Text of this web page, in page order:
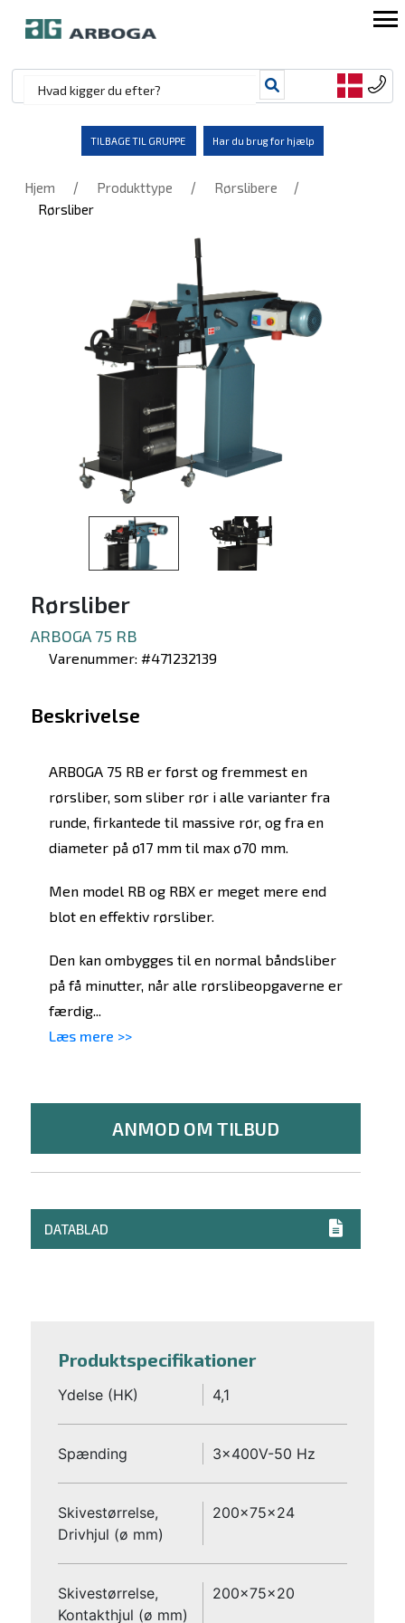
TILBAGE TIL GRUPPE Har du brug for hjælp
Hjem / Produkttype / Rørslibere /
Rørsliber
Rørsliber
ARBOGA 75 RB
Varenummer: #471232139
Beskrivelse
ARBOGA 75 RB er først og fremmest en
rørsliber, som sliber rør i alle varianter fra
runde, firkantede til massive rør, og fra en
diameter på ø17 mm til max ø70 mm.
Men model RB og RBX er meget mere end
blot en effektiv rørsliber.
Den kan ombygges til en normal båndsliber
på få minutter, når alle rørslibeopgaverne er
færdig...
Læs mere >>
ANMOD OM TILBUD
DATABLAD
Produktspecifikationer
Ydelse (HK) 4,1
Spænding 3x400V-50 Hz
Skivestørrelse,
Drivhjul (ø mm)
200x75x24
Skivestørrelse,
Kontakthjul (ø mm)
200x75x20